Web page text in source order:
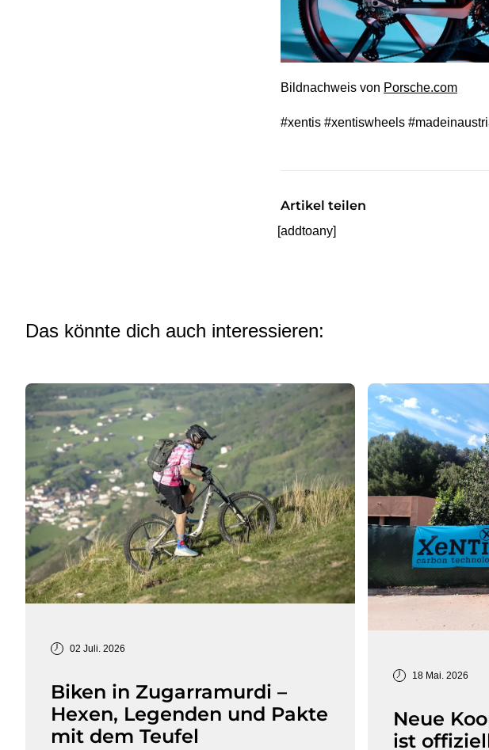
Bildnachweis von Porsche.com
#xentis #xentiswheels
Artikel teilen
[addtoany]
Das könnte dich auch interessieren:
02 Juli. 2026
Biken in Zugarramurdi –
Hexen, Legenden und Pakte
mit dem Teufel
18 Mai. 2026
Neue
ist